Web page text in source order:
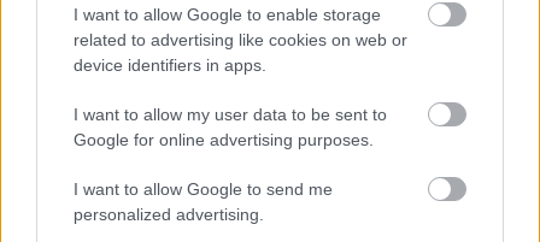
I want to allow Google to enable storage
related to advertising like cookies on web or
device identifiers in apps.
I want to allow my user data to be sent to
Google for online advertising purposes.
I want to allow Google to send me
personalized advertising.
Forradalmi műholdas technológia
tárta fel a nepáli pusztító árvizek
titkát
Egy világszerte tapasztalható
jelenség érte el a Balaton vizét is
zoldpalya.hu